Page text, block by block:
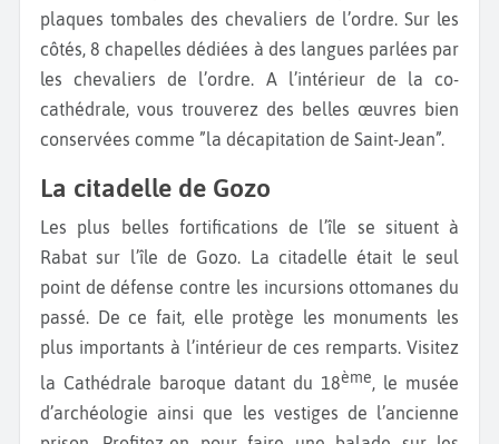
plaques tombales des chevaliers de l’ordre. Sur les
côtés, 8 chapelles dédiées à des langues parlées par
les chevaliers de l’ordre. A l’intérieur de la co-
cathédrale, vous trouverez des belles œuvres bien
conservées comme ”la décapitation de Saint-Jean”.
La citadelle de Gozo
Les plus belles fortifications de l’île se situent à
Rabat sur l’île de Gozo. La citadelle était le seul
point de défense contre les incursions ottomanes du
passé. De ce fait, elle protège les monuments les
plus importants à l’intérieur de ces remparts. Visitez
la Cathédrale baroque datant du 18ème, le musée
d’archéologie ainsi que les vestiges de l’ancienne